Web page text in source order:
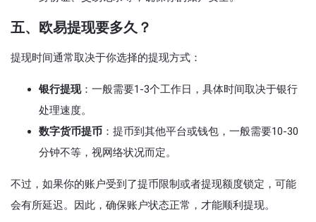
五、欧易提现要多久？
提现时间通常取决于你选择的提现方式：
银行提现：一般需要1-3个工作日，具体时间取决于银行
处理速度。
数字货币提币 ：提币到其他平台或钱包，一般需要10-30
分钟不等，视网络状况而定。
不过，如果你的账户受到了提币限制或者提现额度锁定，可能
会有所延迟。因此，确保账户状态正常，才能顺利提现。